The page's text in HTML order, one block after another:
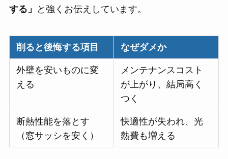
する」
と強くお伝えしています。
削ると後悔する項目 なぜダメか
外壁を安いものに変
える
メンテナンスコスト
が上がり、結局高く
つく
断熱性能を落とす
（窓サッシを安く）
快適性が失われ、光
熱費も増える